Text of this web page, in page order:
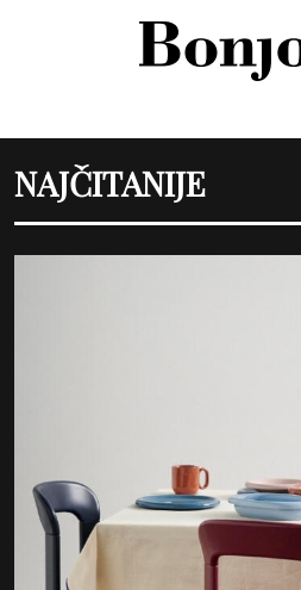
NAJČITANIJE